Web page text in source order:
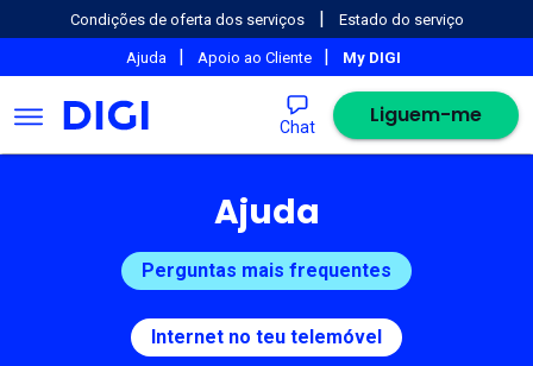
Condições de oferta dos serviços | Estado do serviço
Ajuda | Apoio ao Cliente | My DIGI
Chat Liguem-me
Ajuda
Perguntas mais frequentes
Internet no teu telemóvel